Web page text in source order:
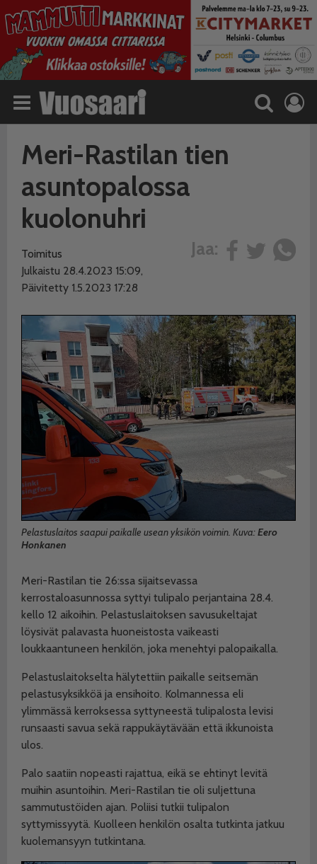
Meri-Rastilan tien
asuntopalossa
kuolonuhri
Jaa:
Toimitus
Julkaistu 28.4.2023 15:09,
Päivitetty 1.5.2023 17:28
Pelastuslaitos saapui paikalle usean yksikön voimin. Kuva:Eero
Honkanen
Meri-Rastilan tie 26:ssa sijaitsevassa
kerrostaloasunnossa syttyi tulipalo perjantaina 28.4.
kello 12 aikoihin. Pelastuslaitoksen savusukeltajat
löysivät palavasta huoneistosta vaikeasti
loukkaantuneen henkilön, joka menehtyi palopaikalla.
Pelastuslaitokselta hälytettiin paikalle seitsemän
pelastusyksikköä ja ensihoito. Kolmannessa eli
ylimmässä kerroksessa syttyneestä tulipalosta levisi
runsaasti savua sekä rappukäytävään että ikkunoista
ulos.
Palo saatiin nopeasti rajattua, eikä se ehtinyt levitä
muihin asuntoihin. Meri-Rastilan tie oli suljettuna
sammutustöiden ajan. Poliisi tutkii tulipalon
syttymissyytä. Kuolleen henkilön osalta tutkinta jatkuu
kuolemansyyn tutkintana.